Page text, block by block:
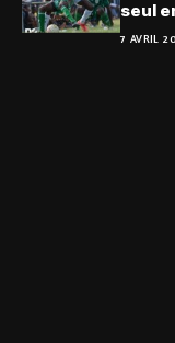
seul
7 AVRIL